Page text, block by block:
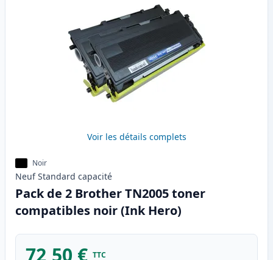
Voir les détails complets
Noir
Neuf Standard capacité
Pack de 2 Brother TN2005 toner
compatibles noir (Ink Hero)
72,50 € TTC